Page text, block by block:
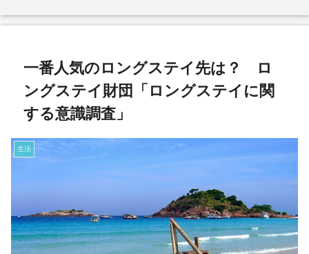
一番人気のロングステイ先は？ ロ
ングステイ財団「ロングステイに関
する意識調査」
生活